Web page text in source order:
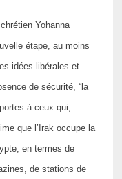
Yohanna
étape, au moins
idées libérales et
de sécurité, “la
à ceux qui,
que l’Irak occupe la
en termes de
de stations de